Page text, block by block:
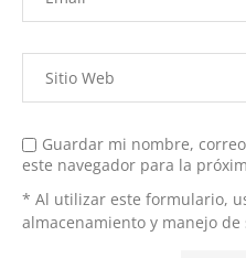
Guardar mi nombre,
este navegador para la
* Al utilizar este formulario,
almacenamiento y manejo